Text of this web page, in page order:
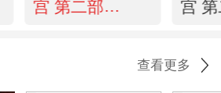
宫 第二部
宫
查看更多